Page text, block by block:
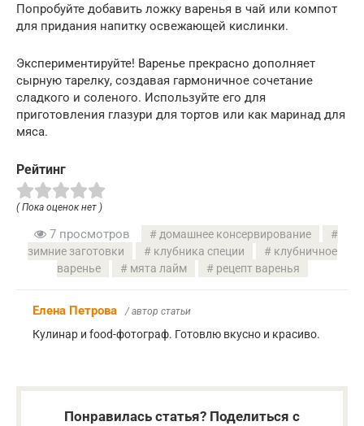
Попробуйте добавить ложку варенья в чай или компот
для придания напитку освежающей кислинки.
Экспериментируйте! Варенье прекрасно дополняет
сырную тарелку, создавая гармоничное сочетание
сладкого и соленого. Используйте его для
приготовления глазури для тортов или как маринад для
мяса.
Рейтинг
( Пока оценок нет )
7 просмотров
домашнее консервирование
зимние заготовки
клубника специи
клубничное
варенье
мята лайм рецепт варенья
Елена Петрова / автор статьи
Кулинар и food-фотограф. Готовлю вкусно и красиво.
Понравилась статья? Поделиться с